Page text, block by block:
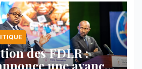
des FDLR :
une avancée